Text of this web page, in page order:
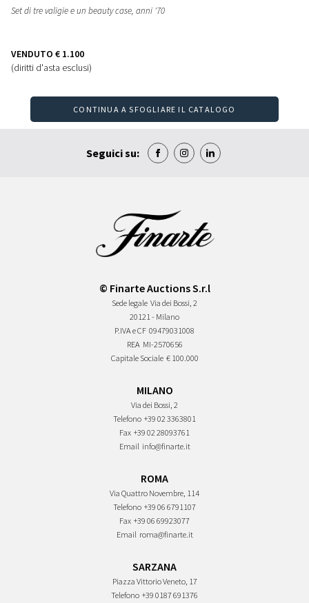
Set di tre valigie e un beauty case, anni '70
VENDUTO € 1.100
(diritti d'asta esclusi)
CONTINUA A SFOGLIARE IL CATALOGO
Seguici su:
© Finarte Auctions S.r.l
Sede legale Via dei Bossi, 2
20121 - Milano
P.IVA e CF 09479031008
REA MI-2570656
Capitale Sociale € 100.000
MILANO
Via dei Bossi, 2
Telefono +39 02 3363801
Fax +39 02 28093761
Email info@finarte.it
ROMA
Via Quattro Novembre, 114
Telefono +39 06 6791107
Fax +39 06 69923077
Email roma@finarte.it
SARZANA
Piazza Vittorio Veneto, 17
Telefono +39 0187 691376